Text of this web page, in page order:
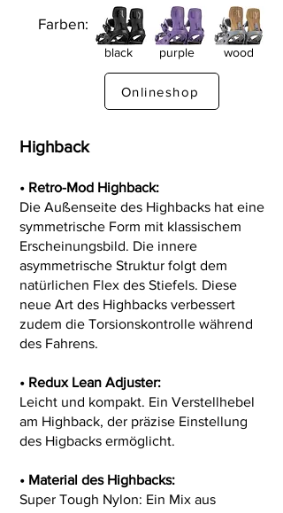
Farben:
black purple wood
Onlineshop
Highback
• Retro-Mod Highback:
Die Außenseite des Highbacks hat eine
symmetrische Form mit klassischem
Erscheinungsbild. Die innere
asymmetrische Struktur folgt dem
natürlichen Flex des Stiefels. Diese
neue Art des Highbacks verbessert
zudem die Torsionskontrolle während
des Fahrens.
• Redux Lean Adjuster:
Leicht und kompakt. Ein Verstellhebel
am Highback, der präzise Einstellung
des Higbacks ermöglicht.
• Material des Highbacks:
Super Tough Nylon: Ein Mix aus